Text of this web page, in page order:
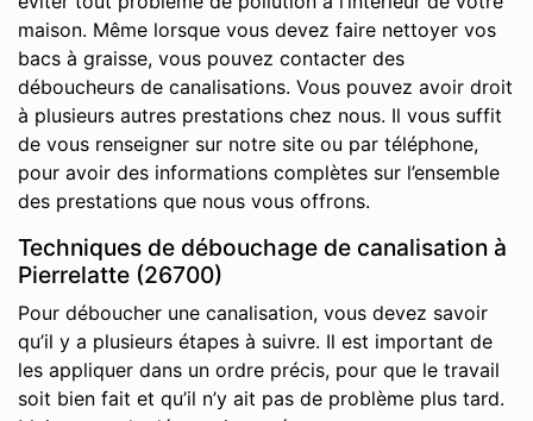
maison. Même lorsque vous devez faire nettoyer vos
bacs à graisse, vous pouvez contacter des
déboucheurs de canalisations. Vous pouvez avoir droit
à plusieurs autres prestations chez nous. Il vous suffit
de vous renseigner sur notre site ou par téléphone,
pour avoir des informations complètes sur l’ensemble
des prestations que nous vous offrons.
Techniques de débouchage de canalisation à
Pierrelatte (26700)
Pour déboucher une canalisation, vous devez savoir
qu’il y a plusieurs étapes à suivre. Il est important de
les appliquer dans un ordre précis, pour que le travail
soit bien fait et qu’il n’y ait pas de problème plus tard.